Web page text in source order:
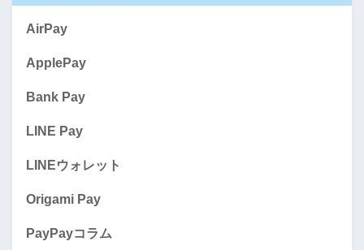
AirPay
ApplePay
Bank Pay
LINE Pay
LINEウォレット
Origami Pay
PayPayコラム